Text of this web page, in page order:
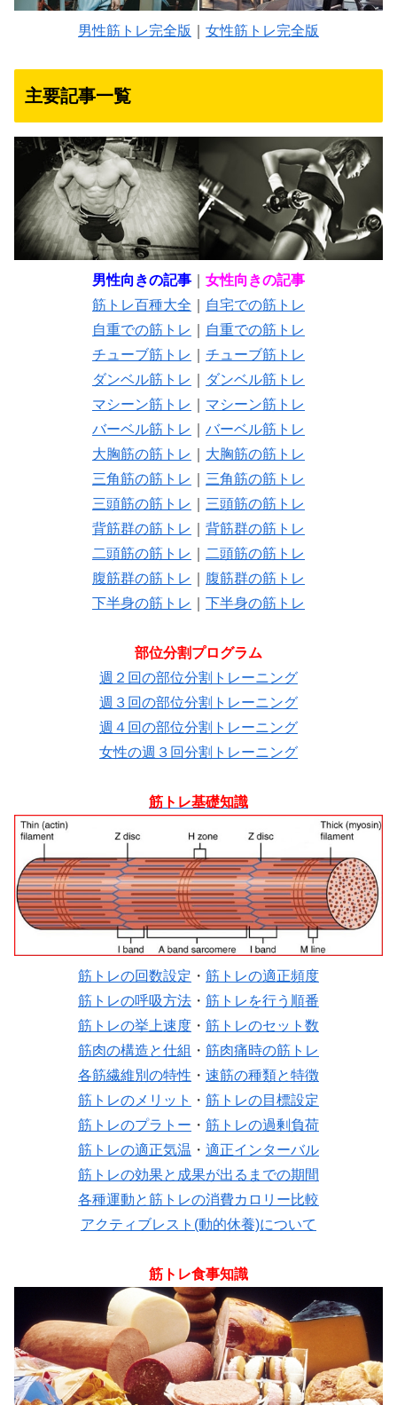
男性筋トレ完全版 女性筋トレ完全版
主要記事一覧
男性向きの記事
女性向きの記事
筋トレ百種大全
自宅での筋トレ
自重での筋トレ
自重での筋トレ
チューブ筋トレ
チューブ筋トレ
ダンベル筋トレ
ダンベル筋トレ
マシーン筋トレ
マシーン筋トレ
バーベル筋トレ
バーベル筋トレ
大胸筋の筋トレ
大胸筋の筋トレ
三角筋の筋トレ
三角筋の筋トレ
三頭筋の筋トレ
三頭筋の筋トレ
背筋群の筋トレ
背筋群の筋トレ
二頭筋の筋トレ
二頭筋の筋トレ
腹筋群の筋トレ
腹筋群の筋トレ
下半身の筋トレ
下半身の筋トレ
部位分割プログラム
週２回の部位分割トレーニング
週３回の部位分割トレーニング
週４回の部位分割トレーニング
女性の週３回分割トレーニング
筋トレ基礎知識
筋トレの回数設定 ・ 筋トレの適正頻度
筋トレの呼吸方法 ・ 筋トレを行う順番
筋トレの挙上速度 ・ 筋トレのセット数
筋肉の構造と仕組 ・ 筋肉痛時の筋トレ
各筋繊維別の特性 ・ 速筋の種類と特徴
筋トレのメリット
・ 筋トレの目標設定
筋トレのプラトー ・ 筋トレの過剰負荷
筋トレの適正気温 ・ 適正インターバル
筋トレの効果と成果が出るまでの期間
各種運動と筋トレの消費カロリー比較
アクティブレスト(動的休養)について
筋トレ食事知識